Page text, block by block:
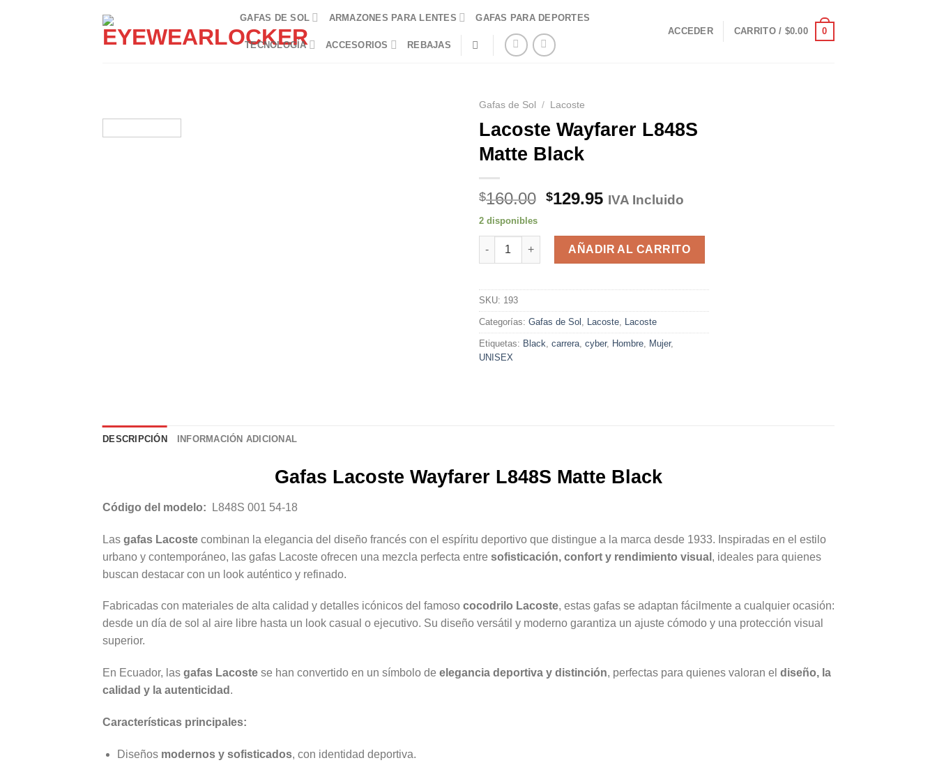
GAFAS DE SOL ARMAZONES PARA LENTES GAFAS PARA DEPORTES
TECNOLOGÍA ACCESORIOS REBAJAS
ACCEDER CARRITO / $0.00 0
Gafas de Sol / Lacoste
Lacoste Wayfarer L848S
Matte Black
$160.00 El
original
era:
$160.00.
$129.95El
actual
es:
$129.95.
IVA Incluido
2 disponibles
Lacoste Wayfarer L848S Matte Black cantidad
AÑADIR AL CARRITO
SKU: 193
Categorías: Gafas de Sol Lacoste Lacoste
Etiquetas: Black carrera cyber, Hombre Mujer,
UNISEX
DESCRIPCIÓN INFORMACIÓN ADICIONAL
Gafas Lacoste Wayfarer L848S Matte Black
Código del modelo: L848S 001 54-18
Las gafas Lacoste combinan la elegancia del diseño francés con el espíritu deportivo que distingue a la marca desde 1933. Inspiradas en el estilo
urbano y contemporáneo, las gafas Lacoste ofrecen una mezcla perfecta entre sofisticación, confort y rendimiento visual , ideales para quienes
buscan destacar con un look auténtico y refinado.
Fabricadas con materiales de alta calidad y detalles icónicos del famoso cocodrilo Lacoste, estas gafas se adaptan fácilmente a cualquier ocasión:
desde un día de sol al aire libre hasta un look casual o ejecutivo. Su diseño versátil y moderno garantiza un ajuste cómodo y una protección visual
superior.
En Ecuador, las gafas Lacoste se han convertido en un símbolo de elegancia deportiva y distinción, perfectas para quienes valoran el diseño, la
calidad y la autenticidad .
Características principales:
Diseños modernos y sofisticados, con identidad deportiva.